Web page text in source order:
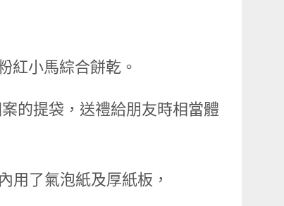
紅小馬綜合餅乾。
的提袋，送禮給朋友時相當體
用了氣泡紙及厚紙板，